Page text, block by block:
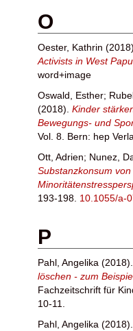
O
Oester, Kathrin
Activists in West
word+image
Oswald, Esther;
(2018). Kinder
Bewegungs- und
Vol. 8. Bern: hep
Ott, Adrien; Nunez,
Substanzkonsum
193-198. 10.1055/a-
P
Pahl, Angelika (2018).
löschen - zum
Fachzeitschrift für
10-11.
Pahl, Angelika (2018).